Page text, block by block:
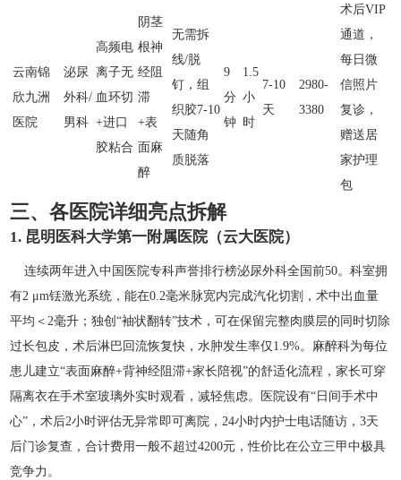
云南锦
欣九洲
医院
泌尿
外科/
男科
高频电
离子无
血环切
+进口
胶粘合
阴茎
根神
经阻
滞
+表
面麻
醉
无需拆
线/脱
钉，组
织胶7-10
天随角
质脱落
9
分
钟
1.5
小
时
7-10
天
2980-
3380
术后VIP
通道，
每日微
信照片
复诊，
赠送居
家护理
包
三、各医院详细亮点拆解
1. 昆明医科大学第一附属医院（云大医院）
连续两年进入中国医院专科声誉排行榜泌尿外科全国前50。科室拥
有2 μm铥激光系统，能在0.2毫米脉宽内完成汽化切割，术中出血量
平均＜2毫升；独创“袖状翻转”技术，可在保留完整肉膜层的同时切除
过长包皮，术后淋巴回流恢复快，水肿发生率仅1.9%。麻醉科为每位
患儿建立“表面麻醉+背神经阻滞+家长陪视”的舒适化流程，家长可穿
隔离衣在手术室玻璃外实时观看，减轻焦虑。医院设有“日间手术中
心”，术后2小时评估无异常即可离院，24小时内护士电话随访，3天
后门诊复查，合计费用一般不超过4200元，性价比在公立三甲中极具
竞争力。